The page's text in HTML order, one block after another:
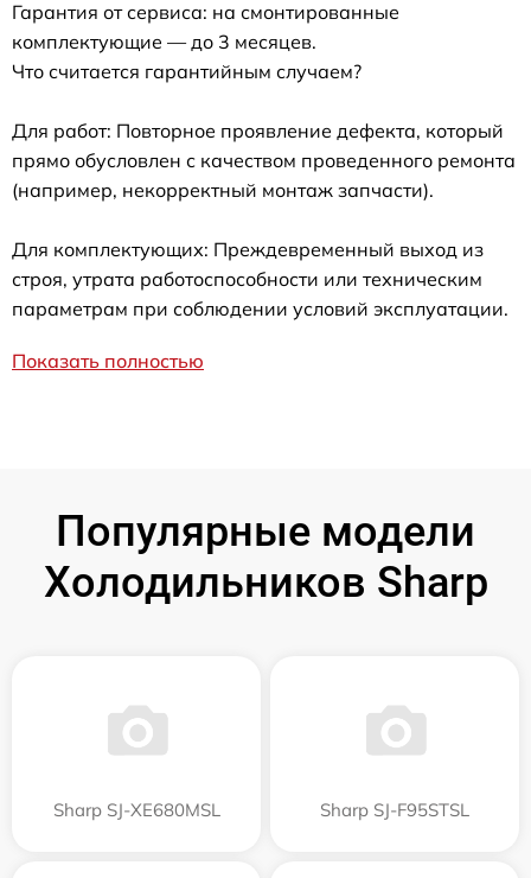
Гарантия от сервиса: на смонтированные
комплектующие — до 3 месяцев.
Что считается гарантийным случаем?
Для работ: Повторное проявление дефекта, который
прямо обусловлен с качеством проведенного ремонта
(например, некорректный монтаж запчасти).
Для комплектующих: Преждевременный выход из
строя, утрата работоспособности или техническим
параметрам при соблюдении условий эксплуатации.
Показать полностью
Популярные модели
Холодильников Sharp
Sharp SJ-XE680MSL Sharp SJ-F95STSL